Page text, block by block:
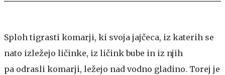
Sploh tigrasti komarji, ki svoja jajčeca, iz katerih se
nato izležejo ličinke, iz ličink bube in iz njih
pa odrasli komarji, ležejo nad vodno gladino. Torej je